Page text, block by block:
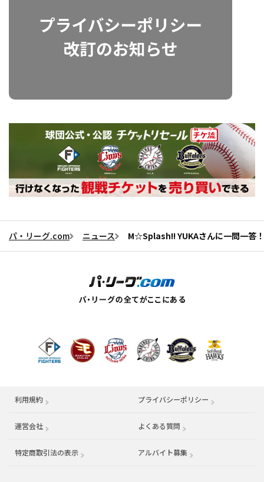
パ・リーグ.com ニュース M☆Splash!! YUKAさんに一問一答
利用規約 プライバシーポリシー
運営会社 （別ウィンドウで開く） よくある質問
特定商取引法の表示 アルバイト募集 （別ウィンドウで開く